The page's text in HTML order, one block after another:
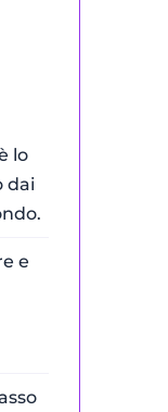
lo
dai
e